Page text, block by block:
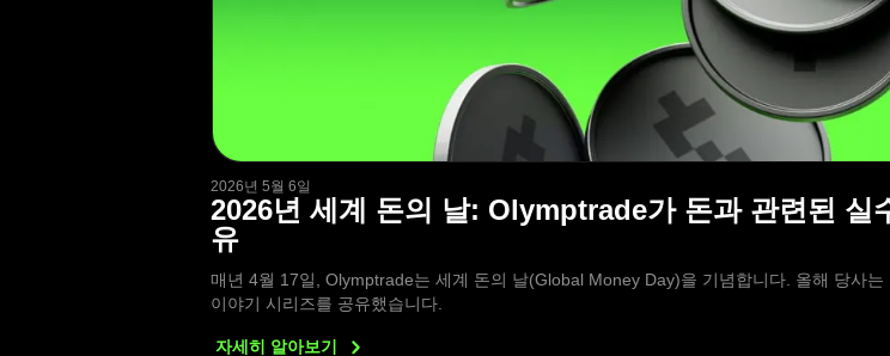
2026년 5월 6일
2026년 세계 돈의 날: Olymptrade가 돈과 관련된 실
유
매년 4월 17일, Olymptrade는 세계 돈의 날(Global Money Day)을 기념합니다. 올해 당사
이야기 시리즈를 공유했습니다.
자세히 알아보기